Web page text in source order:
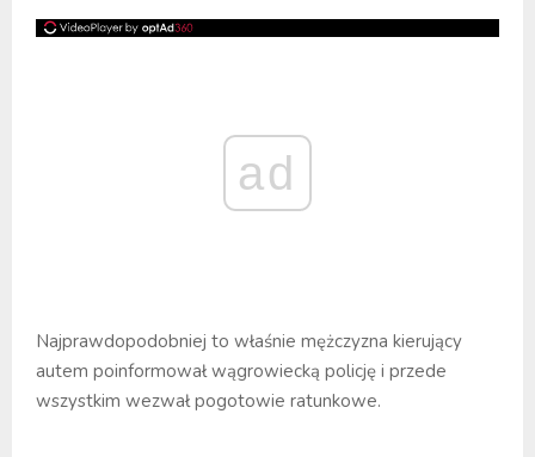
ad
Najprawdopodobniej to właśnie mężczyzna kierujący
autem poinformował wągrowiecką policję i przede
wszystkim wezwał pogotowie ratunkowe.